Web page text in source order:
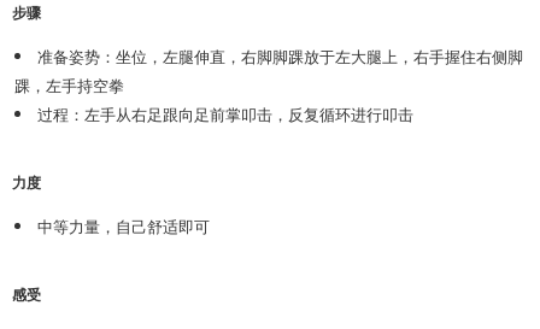
步骤
准备姿势：坐位，左腿伸直，右脚脚踝放于左大腿上，右手握住右侧脚
踝，左手持空拳
过程：左手从右足跟向足前掌叩击，反复循环进行叩击
力度
中等力量，自己舒适即可
感受